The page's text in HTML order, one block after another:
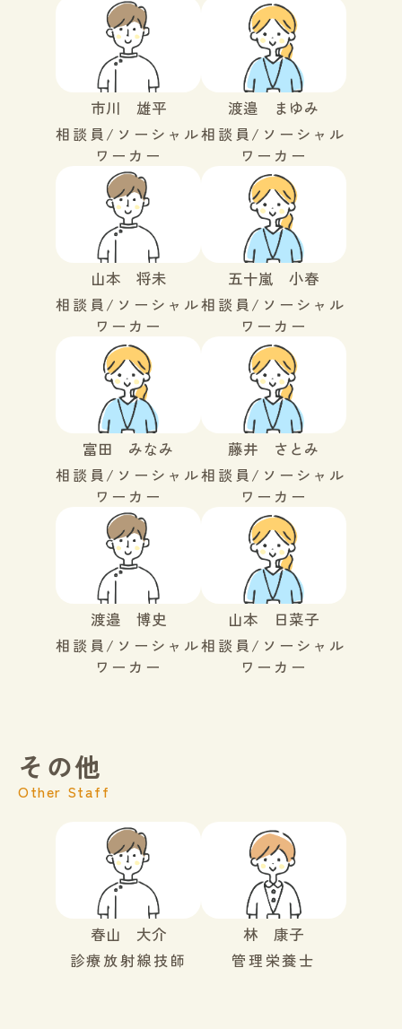
市川 雄平
相談員/ソーシャル
ワーカー
渡邉 まゆみ
相談員/ソーシャル
ワーカー
山本 将未
相談員/ソーシャル
ワーカー
五十嵐 小春
相談員/ソーシャル
ワーカー
富田 みなみ
相談員/ソーシャル
ワーカー
藤井 さとみ
相談員/ソーシャル
ワーカー
渡邉 博史
相談員/ソーシャル
ワーカー
山本 日菜子
相談員/ソーシャル
ワーカー
その他
Other Staff
春山 大介
診療放射線技師
林 康子
管理栄養士